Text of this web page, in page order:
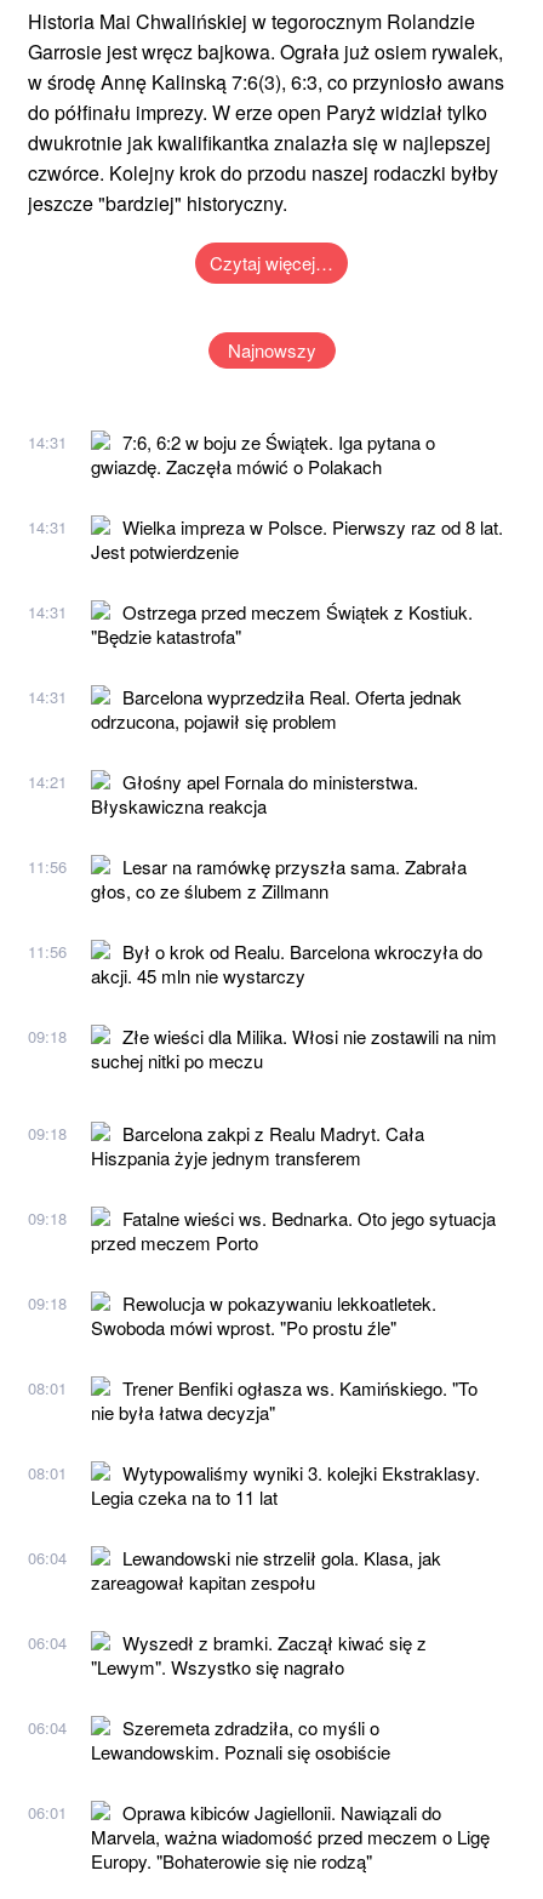
Historia Mai Chwalińskiej w tegorocznym Rolandzie
Garrosie jest wręcz bajkowa. Ograła już osiem rywalek,
w środę Annę Kalinską 7:6(3), 6:3, co przyniosło awans
do półfinału imprezy. W erze open Paryż widział tylko
dwukrotnie jak kwalifikantka znalazła się w najlepszej
czwórce. Kolejny krok do przodu naszej rodaczki byłby
jeszcze "bardziej" historyczny.
Czytaj więcej…
Najnowszy
14:31
7:6, 6:2 w boju ze Świątek. Iga pytana o
gwiazdę. Zaczęła mówić o Polakach
14:31
Wielka impreza w Polsce. Pierwszy raz od 8 lat.
Jest potwierdzenie
14:31
Ostrzega przed meczem Świątek z Kostiuk.
"Będzie katastrofa"
14:31
Barcelona wyprzedziła Real. Oferta jednak
odrzucona, pojawił się problem
14:21
Głośny apel Fornala do ministerstwa.
Błyskawiczna reakcja
11:56
Lesar na ramówkę przyszła sama. Zabrała
głos, co ze ślubem z Zillmann
11:56
Był o krok od Realu. Barcelona wkroczyła do
akcji. 45 mln nie wystarczy
09:18
Złe wieści dla Milika. Włosi nie zostawili na nim
suchej nitki po meczu
09:18
Barcelona zakpi z Realu Madryt. Cała
Hiszpania żyje jednym transferem
09:18
Fatalne wieści ws. Bednarka. Oto jego sytuacja
przed meczem Porto
09:18
Rewolucja w pokazywaniu lekkoatletek.
Swoboda mówi wprost. "Po prostu źle"
08:01
Trener Benfiki ogłasza ws. Kamińskiego. "To
nie była łatwa decyzja"
08:01
Wytypowaliśmy wyniki 3. kolejki Ekstraklasy.
Legia czeka na to 11 lat
06:04
Lewandowski nie strzelił gola. Klasa, jak
zareagował kapitan zespołu
06:04
Wyszedł z bramki. Zaczął kiwać się z
"Lewym". Wszystko się nagrało
06:04
Szeremeta zdradziła, co myśli o
Lewandowskim. Poznali się osobiście
06:01
Oprawa kibiców Jagiellonii. Nawiązali do
Marvela, ważna wiadomość przed meczem o Ligę
Europy. "Bohaterowie się nie rodzą"